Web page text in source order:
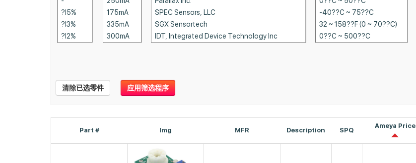
清除已选零件 应用筛选程序
Part # Img MFR Description SPQ
Ameya Price